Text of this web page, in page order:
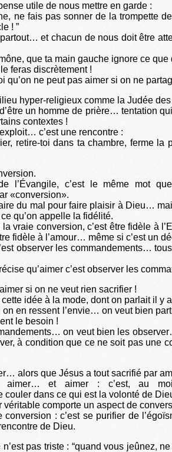
utile de nous mettre en garde :
ne fais pas sonner de la trompette
! ”
partout… et chacun de nous doit être
que ta main gauche ignore ce
feras discrètement !
qu’on ne peut pas aimer si on ne
hyper-religieux comme la Judée
un homme de prière… tentation
contextes !
c’est une rencontre :
retire-toi dans ta chambre, ferme la
l’Évangile, c’est le même mot
«conversion».
du mal pour faire plaisir à Dieu…
qu’on appelle la fidélité.
vraie conversion, c’est être fidèle à
fidèle à l’amour… même si c’est un
observer les commandements…
qu’aimer c’est observer les
si on ne veut rien sacrifier !
idée à la mode, dont on parlait il y
en ressent l’envie… on veut bien
le besoin !
on veut bien les
à condition que ce ne soit pas une
alors que Jésus a tout sacrifié par
aimer… et aimer : c’est, au
dans ce qui est la volonté de
véritable comporte un aspect de
: c’est se purifier de
de Dieu.
pas triste : “quand vous jeûnez,